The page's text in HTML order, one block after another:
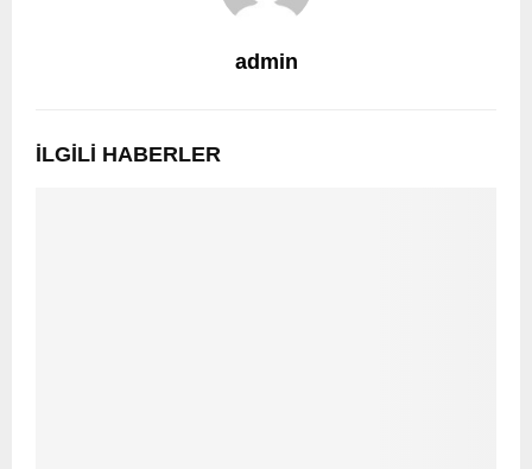
admin
İLGILI HABERLER